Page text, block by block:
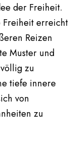
der Freiheit.
Freiheit erreicht
Reizen
Muster und
zu
tiefe innere
von
zu